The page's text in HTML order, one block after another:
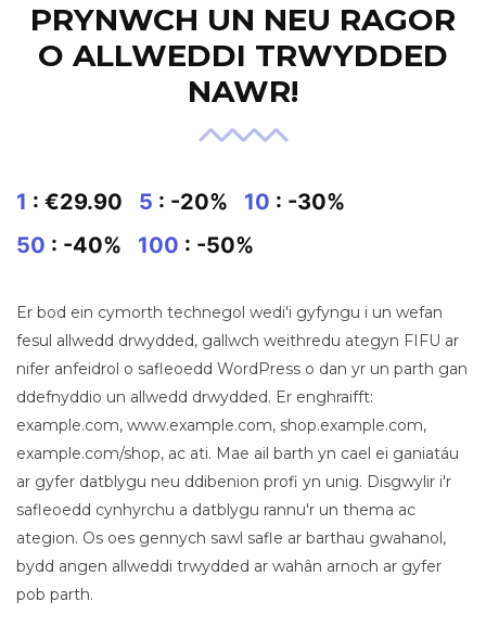
PRYNWCH UN NEU RAGOR
O ALLWEDDI TRWYDDED
NAWR!
1 : €29.90 5 : -20% 10 : -30%
50 : -40% 100 : -50%
Er bod ein cymorth technegol wedi'i gyfyngu i un wefan
fesul allwedd drwydded, gallwch weithredu ategyn FIFU ar
nifer anfeidrol o safleoedd WordPress o dan yr un parth gan
ddefnyddio un allwedd drwydded. Er enghraifft:
example.com, www.example.com, shop.example.com,
example.com/shop, ac ati. Mae ail barth yn cael ei ganiatáu
ar gyfer datblygu neu ddibenion profi yn unig. Disgwylir i'r
safleoedd cynhyrchu a datblygu rannu'r un thema ac
ategion. Os oes gennych sawl safle ar barthau gwahanol,
bydd angen allweddi trwydded ar wahân arnoch ar gyfer
pob parth.